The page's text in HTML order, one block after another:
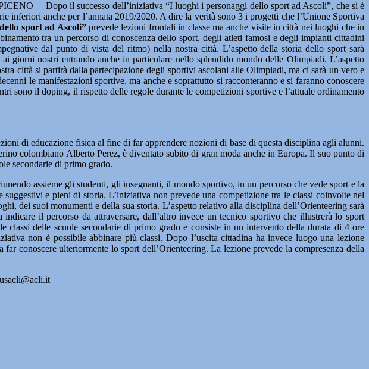
– Dopo il successo dell’iniziativa “I luoghi i personaggi dello sport ad Ascoli”, che si è
inferiori anche per l’annata 2019/2020. A dire la verità sono 3 i progetti che l’Unione Sportiva
sport ad Ascoli”prevede lezioni frontali in classe ma anche visite in città nei luoghi che in
tra un percorso di conoscenza dello sport, degli atleti famosi e degli impianti cittadini
dal punto di vista del ritmo) nella nostra città. L’aspetto della storia dello sport sarà
giorni nostri entrando anche in particolare nello splendido mondo delle Olimpiadi. L’aspetto
città si partirà dalla partecipazione degli sportivi ascolani alle Olimpiadi, ma ci sarà un vero e
le manifestazioni sportive, ma anche e soprattutto si racconteranno e si faranno conoscere
sono il doping, il rispetto delle regole durante le competizioni sportive e l’attuale ordinamento
di educazione fisica al fine di far apprendere nozioni di base di questa disciplina agli alunni.
colombiano Alberto Perez, è diventato subito di gran moda anche in Europa. Il suo punto di
secondarie di primo grado.
assieme gli studenti, gli insegnanti, il mondo sportivo, in un percorso che vede sport e la
e pieni di storia. L’iniziativa non prevede una competizione tra le classi coinvolte nel
dei suoi monumenti e della sua storia. L’aspetto relativo alla disciplina dell’Orienteering sarà
il percorso da attraversare, dall’altro invece un tecnico sportivo che illustrerà lo sport
classi delle scuole secondarie di primo grado e consiste in un intervento della durata di 4 ore
non è possibile abbinare più classi. Dopo l’uscita cittadina ha invece luogo una lezione
conoscere ulteriormente lo sport dell’Orienteering. La lezione prevede la compresenza della